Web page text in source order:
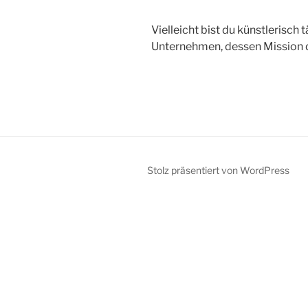
Vielleicht bist du künstlerisch
Unternehmen, dessen
Stolz präsentiert von WordPress